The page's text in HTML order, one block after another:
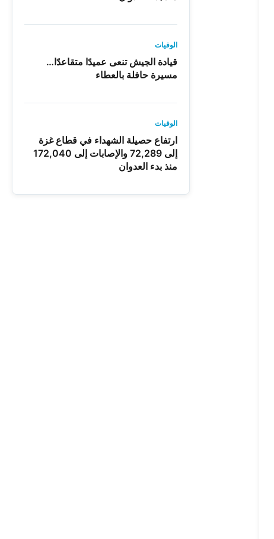
الوفيات
قيادة الجيش تنعى عميدًا متقاعدًا…
مسيرة حافلة بالعطاء
الوفيات
ارتفاع حصيلة الشهداء في قطاع غزة
إلى 72,289 والإصابات إلى 172,040
منذ بدء العدوان